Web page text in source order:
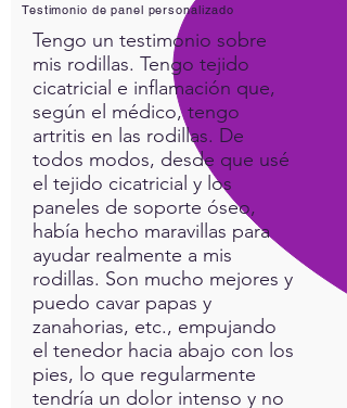
Testimonio de panel personalizado
Tengo un testimonio sobre
mis rodillas. Tengo tejido
cicatricial e inflamación que,
según el médico, tengo
artritis en las rodillas. De
todos modos, desde que usé
el tejido cicatricial y los
paneles de soporte óseo,
había hecho maravillas para
ayudar realmente a mis
rodillas. Son mucho mejores y
puedo cavar papas y
zanahorias, etc., empujando
el tenedor hacia abajo con los
pies, lo que regularmente
tendría un dolor intenso y no